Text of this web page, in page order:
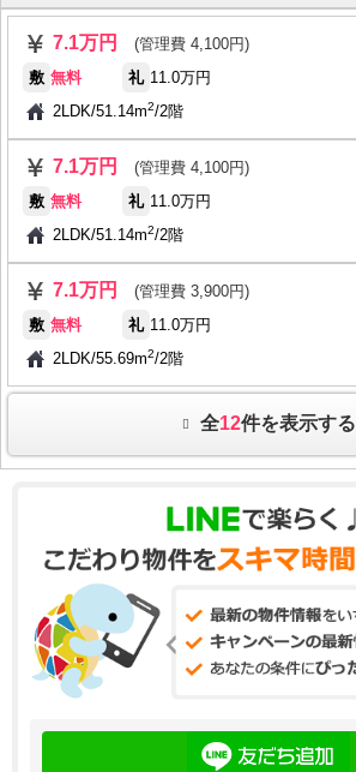
7.1万円
(管理費 4,100円)
敷 無料 礼 11.0万円
2LDK/51.14m2/2階
7.1万円
(管理費 4,100円)
敷 無料 礼 11.0万円
2LDK/51.14m2/2階
7.1万円
(管理費 3,900円)
敷 無料 礼 11.0万円
2LDK/55.69m2/2階
全12件を表示する